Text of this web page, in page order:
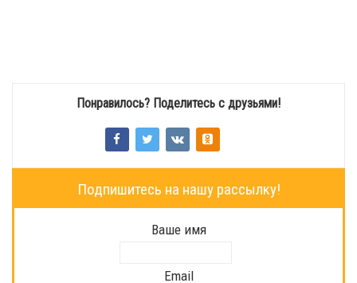
Понравилось? Поделитесь с друзьями!
Подпишитесь на нашу рассылку!
Ваше имя
Email